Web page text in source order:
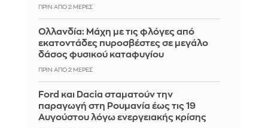
ΠΡΙΝ ΑΠΌ 2 ΜΈΡΕΣ
Ολλανδία: Μάχη με τις φλόγες από
εκατοντάδες πυροσβέστες σε μεγάλο
δάσος φυσικού καταφυγίου
ΠΡΙΝ ΑΠΌ 2 ΜΈΡΕΣ
Ford και Dacia σταματούν την
παραγωγή στη Ρουμανία έως τις 19
Αυγούστου λόγω ενεργειακής κρίσης